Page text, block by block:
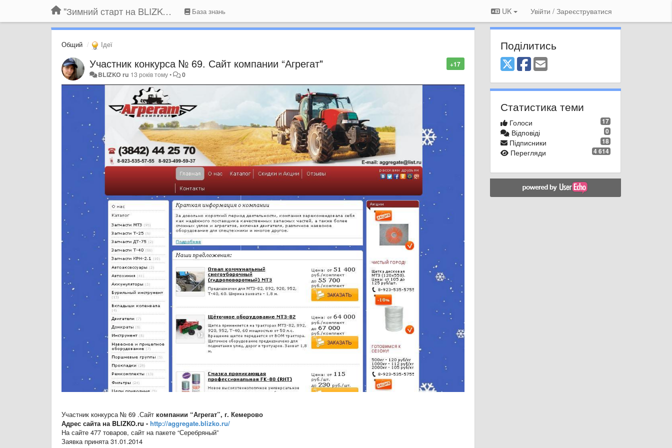
"Зимний старт на BLIZKO.ru". Конкурс компаний База знань UK Увійти / Зареєструватися
Общий Ідеї
+17
Участник конкурса № 69. Сайт компании “Агрегат"
BLIZKO ru 13 років тому• 0
Участник конкурса № 69 .Сайт компании “Агрегат”, г. Кемерово
Адрес сайта на BLIZKO.ru - http://aggregate.blizko.ru/
На сайте 477 товаров, сайт на пакете “Серебряный”
Заявка принята 31.01.2014
Поділитись
Статистика теми
17
Голоси
0
Відповіді
18
Підписники
4 614
Перегляди